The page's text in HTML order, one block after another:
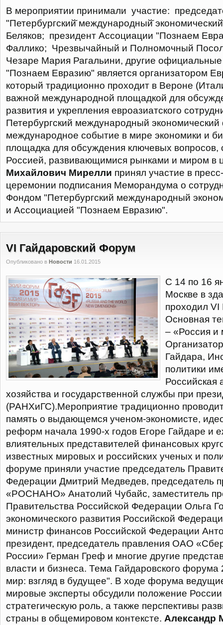
В мероприятии принимали участие:
"Петербургский̆ международный̆
Беляков; президент Ассоциации "Познаем
Фаллико; Чрезвычайный и Полномочный
Чезаре Мария Рагальини, другие
"Познаем Евразию" является организатором
который традиционно проходит в Вероне
важной международной площадкой для
развития и укрепления евроазиатского
Петербургский международный
международное событие в мире экономики и
площадка для обсуждения ключевых вопросов,
Россией, развивающимися рынками и миром в
Михайлович Мирелли принял участие в
церемонии подписания Меморандума о
Фондом "Петербургский международный
и Ассоциацией "Познаем Евразию".
VI Гайдаровский Форум
Опубликовано в Новости 16.01.2015
С 14 по 16
Москве в
проходил
Основная
– «Россия и
Гайдара,
политики
Российская
хозяйства и государственной службы при
(РАНХиГС).Мероприятие традиционно
память о выдающемся ученом-экономисте,
реформ начала 1990-х годов Егоре Гайдаре и
влиятельных представителей финансовых
известных мировых и российских ученых и
форуме приняли участие председатель
Федерации Дмитрий Медведев, председатель
«РОСНАНО» Анатолий Чубайс, заместитель
Правительства Российской Федерации Ольга
экономического развития Российской
министр финансов Российской Федерации
президент, председатель правления ОАО
России» Герман Греф и многие другие
власти и бизнеса. Тема Гайдаровского форума
мир: взгляд в будущее". В ходе форума
мировые эксперты обсудили положение
стратегическую роль, а также перспективы
страны в общемировом контексте. Александр